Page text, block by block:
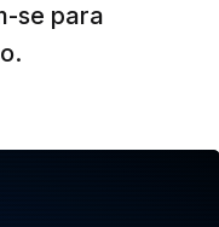
se para